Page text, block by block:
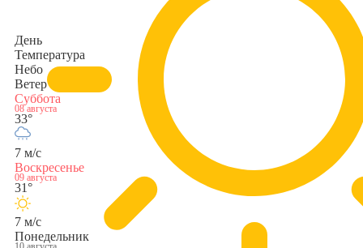
День
Температура
Небо
Ветер
Суббота
08 августа
33°
7 м/с
Воскресенье
09 августа
31°
7 м/с
Понедельник